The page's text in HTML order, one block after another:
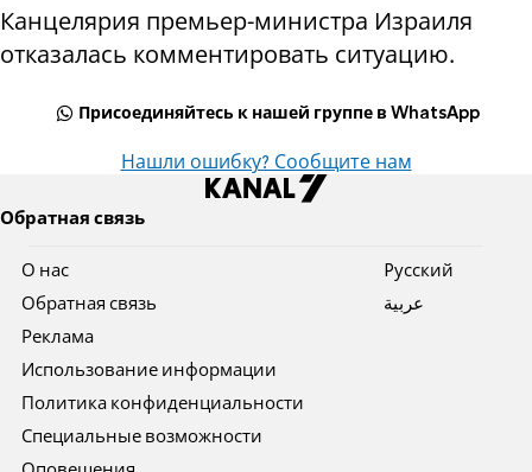
Канцелярия премьер-министра Израиля
отказалась комментировать ситуацию.
Присоединяйтесь к нашей группе в WhatsApp
Нашли ошибку? Сообщите нам
Обратная связь
О нас
Обратная связь
Реклама
Использование информации
Политика конфиденциальности
Специальные возможности
Pусский
عربية